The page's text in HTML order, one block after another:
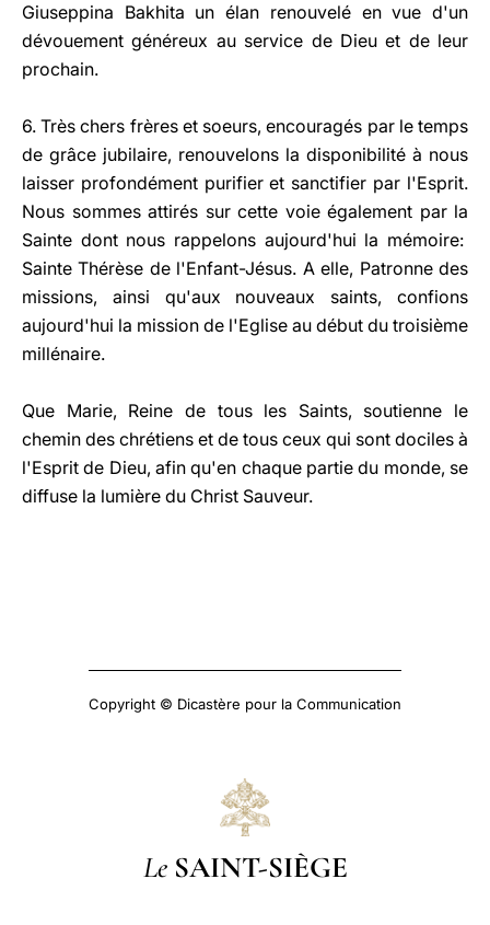
Giuseppina Bakhita un élan renouvelé en vue d'un
dévouement généreux au service de Dieu et de leur
prochain.
6. Très chers frères et soeurs, encouragés par le temps
de grâce jubilaire, renouvelons la disponibilité à nous
laisser profondément purifier et sanctifier par l'Esprit.
Nous sommes attirés sur cette voie également par la
Sainte dont nous rappelons aujourd'hui la mémoire:
Sainte Thérèse de l'Enfant-Jésus. A elle, Patronne des
missions, ainsi qu'aux nouveaux saints, confions
aujourd'hui la mission de l'Eglise au début du troisième
millénaire.
Que Marie, Reine de tous les Saints, soutienne le
chemin des chrétiens et de tous ceux qui sont dociles à
l'Esprit de Dieu, afin qu'en chaque partie du monde, se
diffuse la lumière du Christ Sauveur.
Copyright © Dicastère pour la Communication
Le SAINT-SIÈGE